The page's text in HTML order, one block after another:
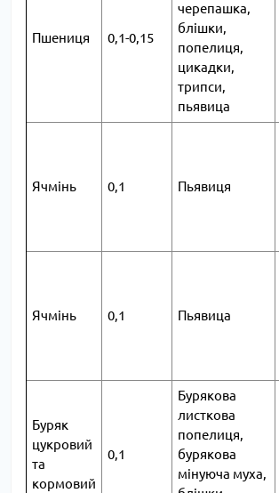
Пшениця 0,1-0,15
черепашка,
блішки,
попелиця,
цикадки,
трипси,
пьявица
Ячмінь 0,1 Пьявиця
Ячмінь 0,1 Пьявица
Буряк
цукровий
та
кормовий
0,1
Бурякова
листкова
попелиця,
бурякова
мінуюча муха,